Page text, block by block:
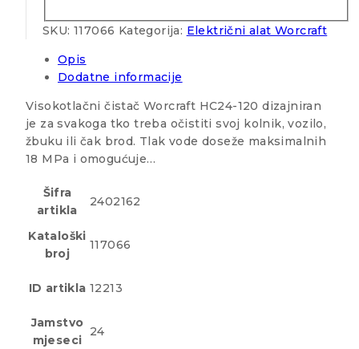
SKU: 117066 Kategorija: Električni alat Worcraft
Opis
Dodatne informacije
Visokotlačni čistač Worcraft HC24-120 dizajniran
je za svakoga tko treba očistiti svoj kolnik, vozilo,
žbuku ili čak brod. Tlak vode doseže maksimalnih
18 MPa i omogućuje…
Šifra
artikla
2402162
Kataloški
broj
117066
ID artikla 12213
Jamstvo
mjeseci
24